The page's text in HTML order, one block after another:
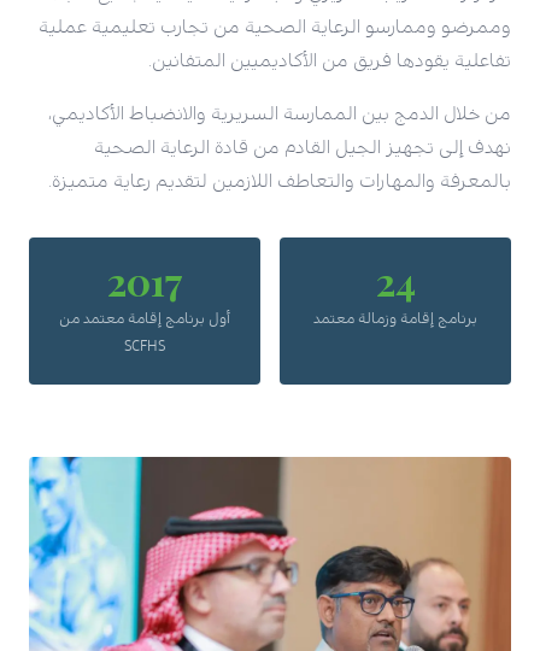
وممرضو وممارسو الرعاية الصحية من تجارب تعليمية عملية
تفاعلية يقودها فريق من الأكاديميين المتفانين.
من خلال الدمج بين الممارسة السريرية والانضباط الأكاديمي،
نهدف إلى تجهيز الجيل القادم من قادة الرعاية الصحية
بالمعرفة والمهارات والتعاطف اللازمين لتقديم رعاية متميزة.
24
برنامج إقامة وزمالة معتمد
2017
أول برنامج إقامة معتمد من
SCFHS